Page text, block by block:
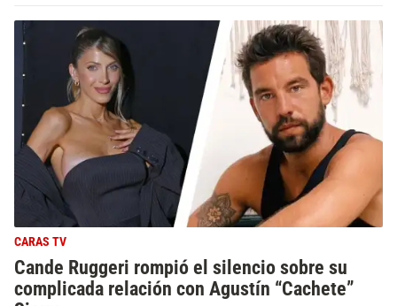
CARAS TV
Cande Ruggeri rompió el silencio sobre su
complicada relación con Agustín “Cachete”